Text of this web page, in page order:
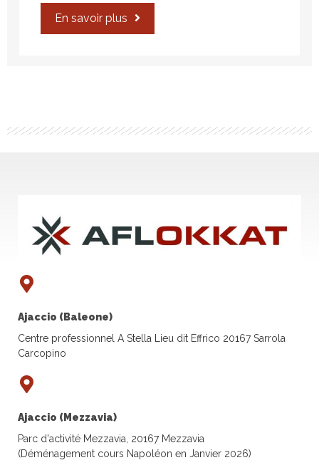
En savoir plus
Ajaccio (Baleone)
Centre professionnel A Stella Lieu dit Effrico 20167 Sarrola
Carcopino
Ajaccio (Mezzavia)
Parc d'activité Mezzavia, 20167 Mezzavia
(Déménagement cours Napoléon en Janvier 2026)